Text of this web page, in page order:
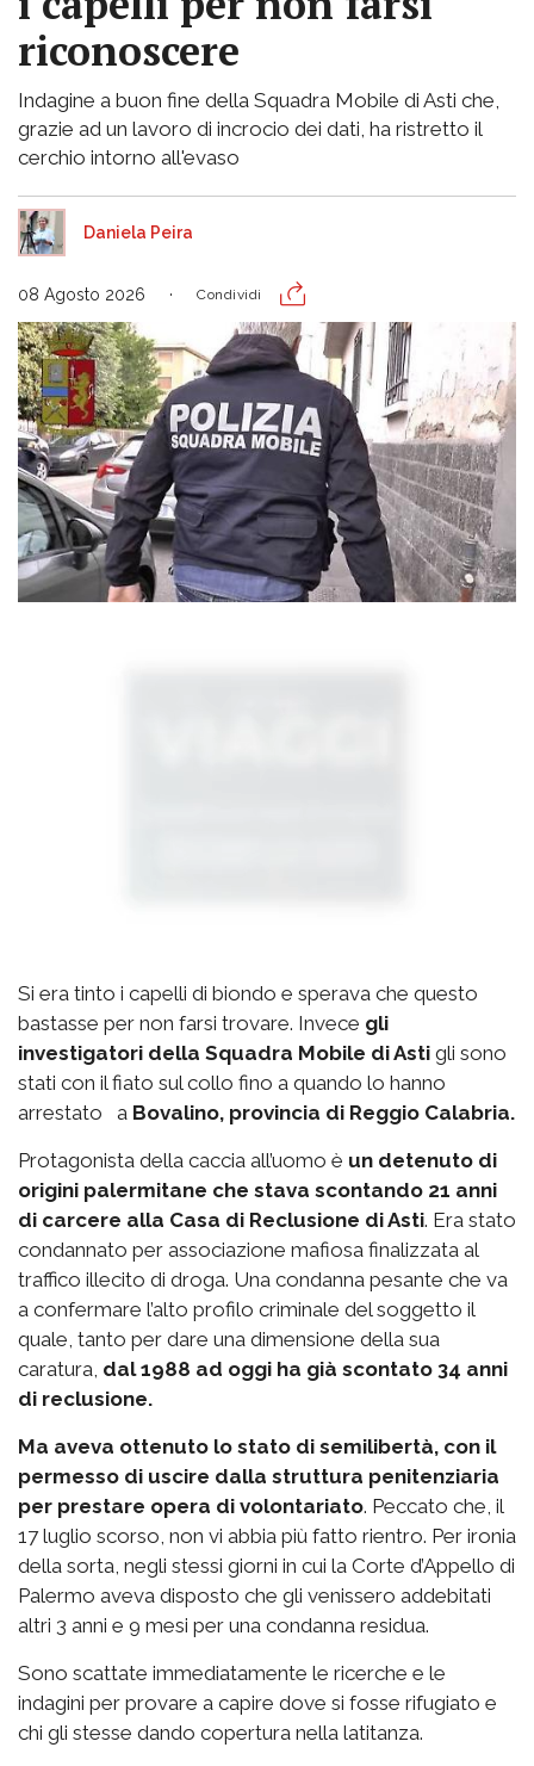
riconoscere
Indagine a buon fine della Squadra Mobile di Asti che,
grazie ad un lavoro di incrocio dei dati, ha ristretto il
cerchio intorno all'evaso
Daniela Peira
08 Agosto 2026 Condividi
Si era tinto i capelli di biondo e sperava che questo
bastasse per non farsi trovare. Invece gli
investigatori della Squadra Mobile di Asti gli sono
stati con il fiato sul collo fino a quando lo hanno
arrestato a Bovalino, provincia di Reggio Calabria.
Protagonista della caccia all’uomo è un detenuto di
origini palermitane che stava scontando 21 anni
di carcere alla Casa di Reclusione di Asti. Era stato
condannato per associazione mafiosa finalizzata al
traffico illecito di droga. Una condanna pesante che va
a confermare l’alto profilo criminale del soggetto il
quale, tanto per dare una dimensione della sua
caratura, dal 1988 ad oggi ha già scontato 34 anni
di reclusione.
Ma aveva ottenuto lo stato di semilibertà, con il
permesso di uscire dalla struttura penitenziaria
per prestare opera di volontariato. Peccato che, il
17 luglio scorso, non vi abbia più fatto rientro. Per ironia
della sorta, negli stessi giorni in cui la Corte d’Appello di
Palermo aveva disposto che gli venissero addebitati
altri 3 anni e 9 mesi per una condanna residua.
Sono scattate immediatamente le ricerche e le
indagini per provare a capire dove si fosse rifugiato e
chi gli stesse dando copertura nella latitanza.